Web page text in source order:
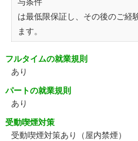
は最低限保証し、その後のご経
ます。
フルタイムの就業規則
あり
パートの就業規則
あり
受動喫煙対策
受動喫煙対策あり（屋内禁煙）